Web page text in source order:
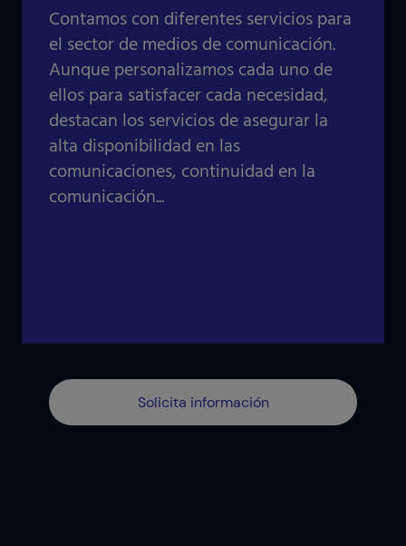
Contamos con diferentes servicios para
el sector de medios de comunicación.
Aunque personalizamos cada uno de
ellos para satisfacer cada necesidad,
destacan los servicios de asegurar la
alta disponibilidad en las
comunicaciones, continuidad en la
comunicación...
Solicita información
IOTIQ by Powernet
Ver todas las soluciones
¿Necesitas ayuda? Te llamamos
Workplace
Servicios
Sector público
Ver todos los sectores